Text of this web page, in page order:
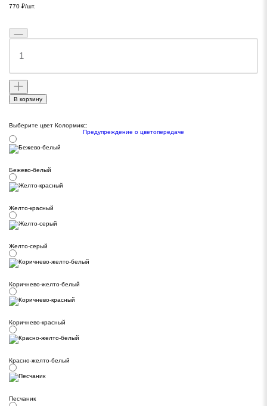
770 ₽/шт.
В корзину
Выберите цвет Колормикс:
Предупреждение о цветопередаче
Бежево-белый
Желто-красный
Желто-серый
Коричнево-желто-белый
Коричнево-красный
Красно-желто-белый
Песчаник